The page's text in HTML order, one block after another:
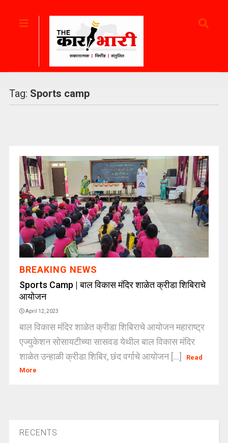
Tag: Sports camp
BREAKING NEWS
Sports Camp | बाल विकास मंदिर शाळेत क्रीडा शिबिराचे
आयोजन
April 12, 2023
बाल विकास मंदिर शाळेत क्रीडा शिबिराचे आयोजन महाराष्ट्र
एज्युकेशन सोसायटीच्या सासवड येथील बाल विकास मंदिर
शाळेत उन्हाळी क्रीडा शिबिर, छंद वर्गाचे आयोजन [...]
Read
More
RECENTS